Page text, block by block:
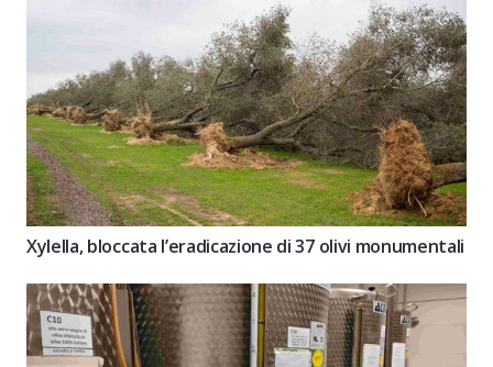
Xylella, bloccata l’eradicazione di 37 olivi monumentali